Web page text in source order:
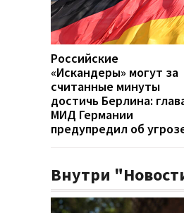
Российские
«Искандеры» могут за
считанные минуты
достичь Берлина:
МИД Германии
предупредил об
Внутри